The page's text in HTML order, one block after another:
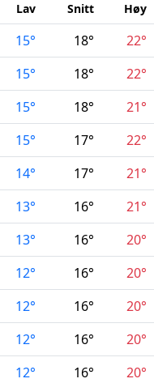
Lav Snitt Høy
15° 18° 22°
15° 18° 22°
15° 18° 21°
15° 17° 22°
14° 17° 21°
13° 16° 21°
13° 16° 20°
12° 16° 20°
12° 16° 20°
12° 16° 20°
12° 16° 20°